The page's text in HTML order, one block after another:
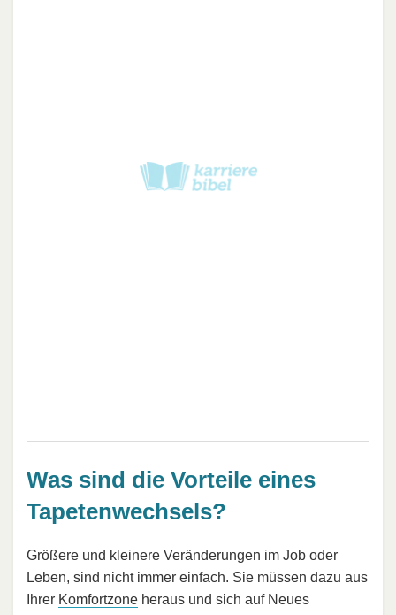
Was sind die Vorteile eines
Tapetenwechsels?
Größere und kleinere Veränderungen im Job oder
Leben, sind nicht immer einfach. Sie müssen dazu aus
Ihrer Komfortzone heraus und sich auf Neues